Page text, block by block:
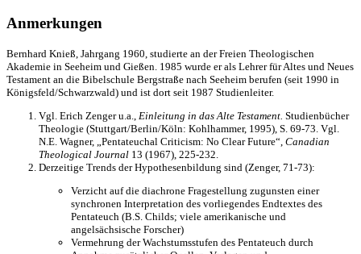
Anmerkungen
Bernhard Knieß, Jahrgang 1960, studierte an der Freien Theologischen
Akademie in Seeheim und Gießen. 1985 wurde er als Lehrer für Altes und Neues
Testament an die Bibelschule Bergstraße nach Seeheim berufen (seit 1990 in
Königsfeld/Schwarzwald) und ist dort seit 1987 Studienleiter.
Vgl. Erich Zenger u.a., Einleitung in das Alte Testament. Studienbücher
Theologie (Stuttgart/Berlin/Köln: Kohlhammer, 1995), S. 69-73. Vgl.
N.E. Wagner, „Pentateuchal Criticism: No Clear Future“, Canadian
Theological Journal 13 (1967), 225-232.
Derzeitige Trends der Hypothesenbildung sind (Zenger, 71-73):
Verzicht auf die diachrone Fragestellung zugunsten einer
synchronen Interpretation des vorliegendes Endtextes des
Pentateuch (B.S. Childs; viele amerikanische und
angelsächsische Forscher)
Vermehrung der Wachstumsstufen des Pentateuch durch